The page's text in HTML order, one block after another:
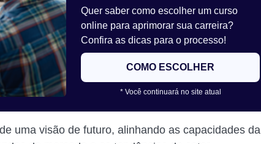
Quer saber como escolher um curso
online para aprimorar sua carreira?
Confira as dicas para o processo!
COMO ESCOLHER
* Você continuará no site atual
uma visão de futuro, alinhando as capacidades da